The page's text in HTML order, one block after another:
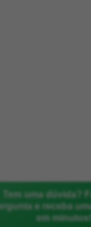
Tem uma dúvida?
e receba
em minutos!